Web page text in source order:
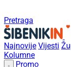
Pretraga
Najnovije Vijesti
Kolumne
Promo